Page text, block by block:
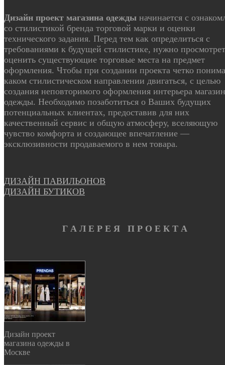
Дизайн проект магазина одежды начинается с
со стилистикой бренда торговой марки и оценки
технического задания. Перед тем как определиться с
требованиями к будущей стилистике, нужно
оценить существующие торговые места на предмет
оформления. Чтобы при создании проекта четко
каком стилистическом направлении двигаться, с целью
создания неповторимого оформления интерьера
одежды. Необходимо позаботиться о Ваших будущих
потенциальных клиентах, предоставив для них
качественный сервис и общую атмосферу, вселяющую
чувство комфорта и создающее впечатление —
эксклюзивности продаваемого в нем товара.
ДИЗАЙН ПАВИЛЬОНОВ
ДИЗАЙН БУТИКОВ
Г А Л Е Р Е Я П Р О Е К Т А
Дизайн проект
магазина одежды в
Москве